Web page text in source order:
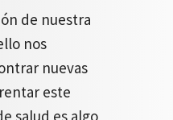
de nuestra
nos
nuevas
este
salud es algo